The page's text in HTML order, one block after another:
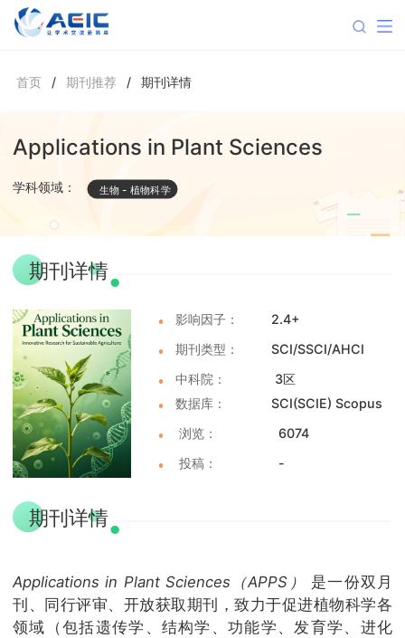
首页 / 期刊推荐 / 期刊详情
Applications in Plant Sciences
学科领域： 生物 -植物科学
期刊详情
影响因子：
2.4+
期刊类型：
SCI/SSCI/AHCI
中科院：
3区
数据库：
SCI(SCIE) Scopus
浏览：
6074
投稿：
-
期刊详情
Applications in Plant Sciences（APPS） 是一份双月
刊、同行评审、开放获取期刊，致力于促进植物科学各
领域（包括遗传学、结构学、功能学、发育学、进化